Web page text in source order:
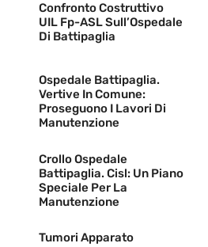
Confronto Costruttivo
UIL Fp-ASL Sull’Ospedale
Di Battipaglia
Ospedale Battipaglia.
Vertive In Comune:
Proseguono I Lavori Di
Manutenzione
Crollo Ospedale
Battipaglia. Cisl: Un Piano
Speciale Per La
Manutenzione
Tumori Apparato